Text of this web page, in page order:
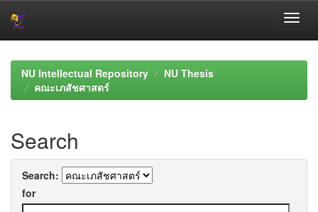
navigationNU Intellectual Repository
NU Thesis
คณะเภสัชศาสตร์
Search
Search:
for